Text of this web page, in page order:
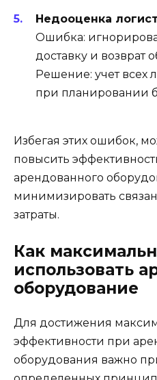
Недооценка
Ошибка:
доставку и возврат
Решение: учет всех
при планировании
Избегая этих ошибок,
повысить
арендованного
минимизировать
затраты.
Как
использовать
оборудование
Для достижения
эффективности при
оборудования важно